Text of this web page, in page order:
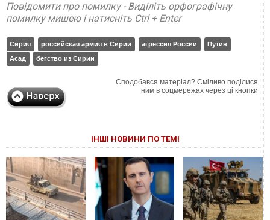
Повідомити про помилку - Виділіть орфографічну
помилку мишею і натисніть Ctrl + Enter
Сирия российская армия в Сирии агрессия России
Путин
Асад
бегство из Сирии
Сподобався матеріал? Сміливо поділися
ним в соцмережах через ці кнопки
ІНШІ НОВИНИ ПО ТЕМІ